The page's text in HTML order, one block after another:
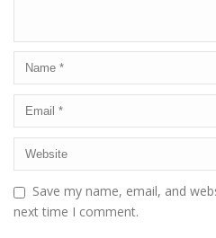
Save my name, email, and
next time I comment.